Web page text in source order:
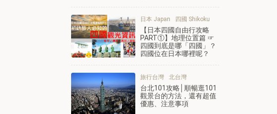
日本 Japan 四國 Shikoku
【日本四國自由行攻略
PART①】地理位置篇 ☞
四國到底是哪「四國」？
四國位在日本哪裡呢？
旅行台灣 北台灣
台北101攻略│順暢逛101
觀景台的方法，還有超值
優惠、注意事項